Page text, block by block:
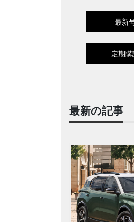
最新
定期
最新の記事